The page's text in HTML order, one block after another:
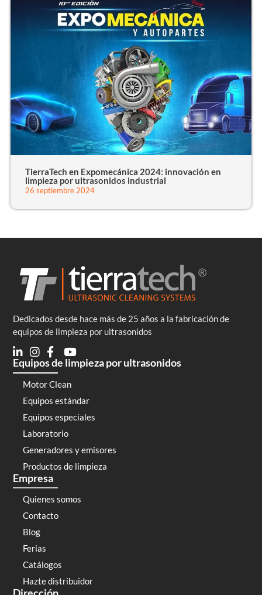
TierraTech en Expomecánica 2024: innovación en
limpieza por ultrasonidos industrial
26 septiembre 2024
Dedicados desde hace más de 25 años a la fabricación de
equipos de limpieza por ultrasonidos
Equipos de limpieza por ultrasonidos
Motor Clean
Equipos estándar
Equipos especiales
Laboratorio
Generadores y emisores
Productos de limpieza
Empresa
Quienes somos
Contacto
Blog
Ferias
Catálogos
Hazte distribuidor